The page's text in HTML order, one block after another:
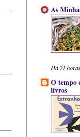
As
Há 21 horas
O tempo
livros